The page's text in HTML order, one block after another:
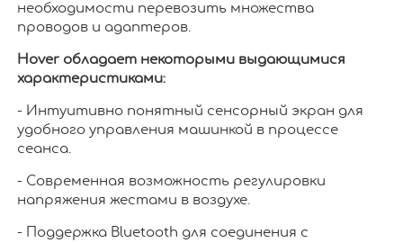
необходимости перевозить множества
проводов и адаптеров.
Hover обладает некоторыми выдающимися
характеристиками:
- Интуитивно понятный сенсорный экран для
удобного управления машинкой в процессе
сеанса.
- Современная возможность регулировки
напряжения жестами в воздухе.
- Поддержка Bluetooth для соединения с